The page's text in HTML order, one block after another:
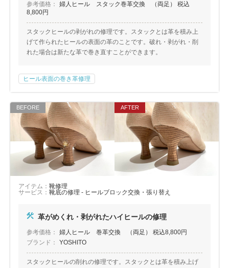
参考価格：
婦人ヒール スタック巻革交換 （両足） 税込
8,800円
スタックヒールの剥がれの修理です。スタックとは革を積み上
げて作られたヒールの表面の革のことです。破れ・剥がれ・削
れた場合は新たな革で巻き直すことができます。
ヒール表面の巻き革修理
アイテム： 靴修理
サービス： 靴底の修理 - ヒールブロック交換・張り替え
革がめくれ・剥がれたハイヒールの修理
参考価格：
婦人ヒール 巻革交換 （両足） 税込8,800円
ブランド：
YOSHITO
スタックヒールの削れの修理です。スタックとは革を積み上げ